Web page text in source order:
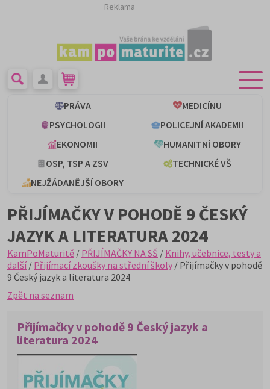
Reklama
PRÁVA
MEDICÍNU
PSYCHOLOGII
POLICEJNÍ AKADEMII
EKONOMII
HUMANITNÍ OBORY
OSP, TSP A ZSV
TECHNICKÉ VŠ
NEJŽÁDANĚJŠÍ OBORY
PŘIJÍMAČKY V POHODĚ 9 ČESKÝ
JAZYK A LITERATURA 2024
KamPoMaturitě / PŘIJÍMAČKY NA SŠ / Knihy, učebnice, testy a
další/ Přijímací zkoušky na střední školy / Přijímačky v pohodě
9 Český jazyk a literatura 2024
Zpět na seznam
Přijímačky v pohodě 9 Český jazyk a
literatura 2024